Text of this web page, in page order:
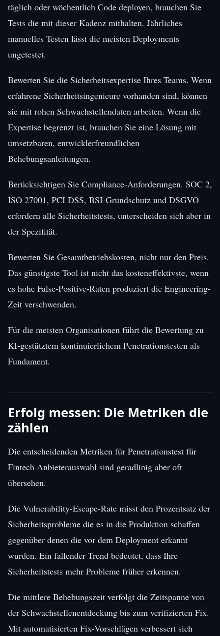
täglich oder wöchentlich Code deployen, brauchen Sie
Tests die mit dieser Kadenz mithalten. Jährliches
manuelles Testen lässt die meisten Deployments
ungetestet.
Bewerten Sie die Sicherheitsexpertise Ihres Teams. Wenn
erfahrene Sicherheitsingenieure vorhanden sind, können
sie mit rohen Schwachstellendaten arbeiten. Wenn die
Expertise begrenzt ist, brauchen Sie eine Lösung mit
umsetzbaren, entwicklerfreundlichen
Behebungsanleitungen.
Berücksichtigen Sie Compliance-Anforderungen. SOC 2,
ISO 27001, PCI DSS, BSI-Grundschutz und DSGVO
erfordern alle Sicherheitstests, unterscheiden sich aber in
der Spezifität.
Bewerten Sie Gesamtbetriebskosten, nicht nur den Preis.
Das günstigste Tool ist nicht das kosteneffektivste, wenn
es hohe False-Positive-Raten produziert die Engineering-
Zeit verschwenden.
Für die meisten Organisationen führt die Bewertung zu
KI-gestütztem kontinuierlichem Penetrationstesten als
Fundament.
Erfolg messen: Die Metriken die
zählen
Die entscheidenden Metriken für Penetrationstest für
Fintech Anbieterauswahl sind geradlinig aber oft
übersehen.
Die Vulnerability-Escape-Rate misst den Prozentsatz der
Sicherheitsprobleme die es in die Produktion schaffen
gegenüber denen die vor dem Deployment erkannt
wurden. Ein fallender Trend bedeutet, dass Ihre
Sicherheitstests mehr Probleme früher erkennen.
Die mittlere Behebungszeit verfolgt die Zeitspanne von
der Schwachstellenentdeckung bis zum verifizierten Fix.
Mit automatisierten Fix-Vorschlägen verbessert sich